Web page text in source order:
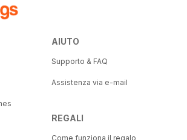
AIUTO
Supporto & FAQ
Assistenza via e-mail
REGALI
Come funziona il regalo